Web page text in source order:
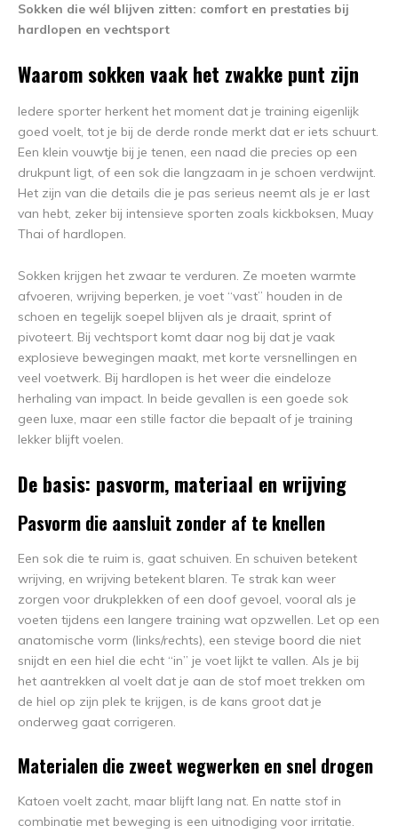
Sokken die wél blijven zitten: comfort en prestaties bij
hardlopen en vechtsport
Waarom sokken vaak het zwakke punt zijn
Iedere sporter herkent het moment dat je training eigenlijk
goed voelt, tot je bij de derde ronde merkt dat er iets schuurt.
Een klein vouwtje bij je tenen, een naad die precies op een
drukpunt ligt, of een sok die langzaam in je schoen verdwijnt.
Het zijn van die details die je pas serieus neemt als je er last
van hebt, zeker bij intensieve sporten zoals kickboksen, Muay
Thai of hardlopen.
Sokken krijgen het zwaar te verduren. Ze moeten warmte
afvoeren, wrijving beperken, je voet “vast” houden in de
schoen en tegelijk soepel blijven als je draait, sprint of
pivoteert. Bij vechtsport komt daar nog bij dat je vaak
explosieve bewegingen maakt, met korte versnellingen en
veel voetwerk. Bij hardlopen is het weer die eindeloze
herhaling van impact. In beide gevallen is een goede sok
geen luxe, maar een stille factor die bepaalt of je training
lekker blijft voelen.
De basis: pasvorm, materiaal en wrijving
Pasvorm die aansluit zonder af te knellen
Een sok die te ruim is, gaat schuiven. En schuiven betekent
wrijving, en wrijving betekent blaren. Te strak kan weer
zorgen voor drukplekken of een doof gevoel, vooral als je
voeten tijdens een langere training wat opzwellen. Let op een
anatomische vorm (links/rechts), een stevige boord die niet
snijdt en een hiel die echt “in” je voet lijkt te vallen. Als je bij
het aantrekken al voelt dat je aan de stof moet trekken om
de hiel op zijn plek te krijgen, is de kans groot dat je
onderweg gaat corrigeren.
Materialen die zweet wegwerken en snel drogen
Katoen voelt zacht, maar blijft lang nat. En natte stof in
combinatie met beweging is een uitnodiging voor irritatie.